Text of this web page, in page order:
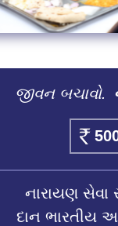
જીવન બચાવો.
નારાયણ
દાન ભારતીય